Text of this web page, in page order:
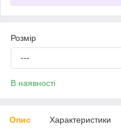
Розмір
---
В наявності
Опис Характеристики